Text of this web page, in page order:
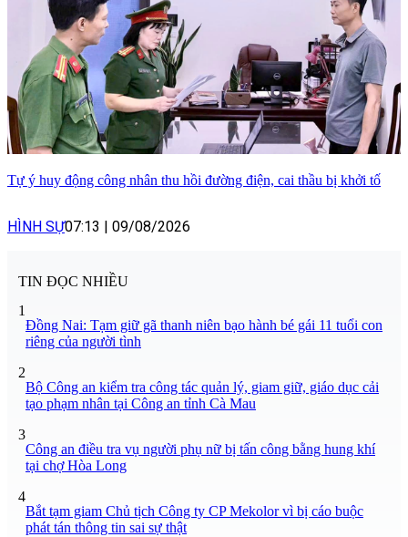
Tự ý huy động công nhân thu hồi đường điện, cai thầu bị khởi tố
HÌNH SỰ07:13 | 09/08/2026
TIN ĐỌC NHIỀU
1
Đồng Nai: Tạm giữ gã thanh niên bạo hành bé gái 11 tuổi con
riêng của người tình
2
Bộ Công an kiểm tra công tác quản lý, giam giữ, giáo dục cải
tạo phạm nhân tại Công an tỉnh Cà Mau
3
Công an điều tra vụ người phụ nữ bị tấn công bằng hung khí
tại chợ Hòa Long
4
Bắt tạm giam Chủ tịch Công ty CP Mekolor vì bị cáo buộc
phát tán thông tin sai sự thật